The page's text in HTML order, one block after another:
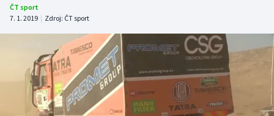
Atletika
Cyklistika
DALŠÍ SPORTY
Americký fotbal
NEPŘEHLÉDNĚTE
ČT sport
7. 1. 2019 | Zdroj: ČT sport